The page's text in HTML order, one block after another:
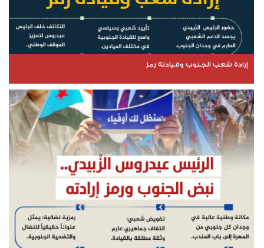
إرادة شعب الجنوب وقيادته رمز